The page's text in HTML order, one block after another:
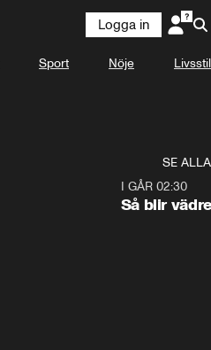
Logga in
Sport Nöje Livsstil
SE ALLA
I GÅR 02:30
Så blir